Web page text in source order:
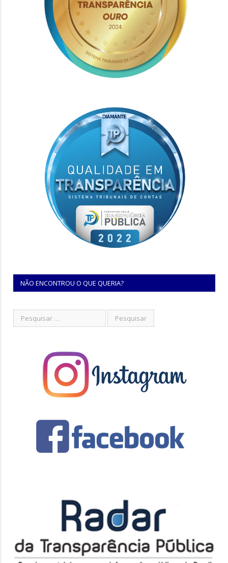
NÃO ENCONTROU O QUE QUERIA?